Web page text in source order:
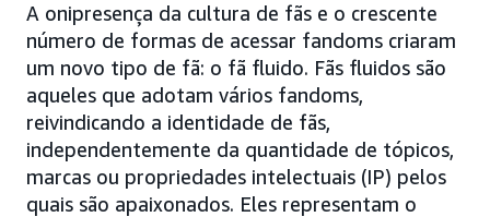
A onipresença da cultura de fãs e o crescente
número de formas de acessar fandoms criaram
um novo tipo de fã: o fã fluido. Fãs fluidos são
aqueles que adotam vários fandoms,
reivindicando a identidade de fãs,
independentemente da quantidade de tópicos,
marcas ou propriedades intelectuais (IP) pelos
quais são apaixonados. Eles representam o